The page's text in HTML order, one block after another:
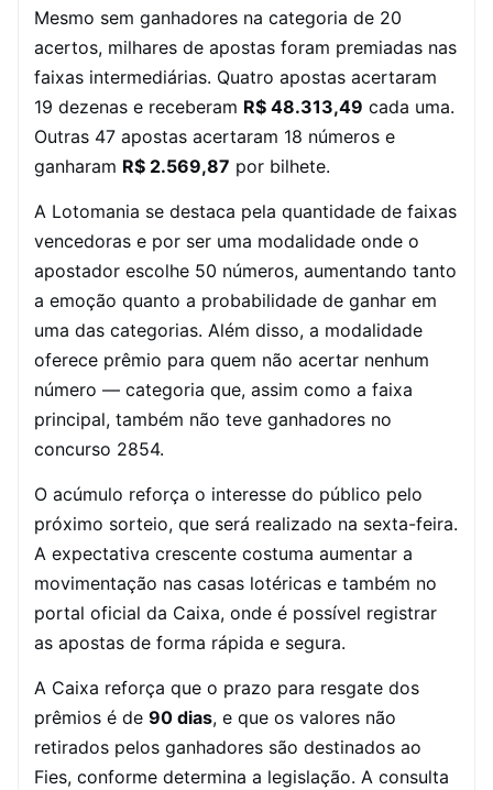
Mesmo sem ganhadores na categoria de 20
acertos, milhares de apostas foram premiadas nas
faixas intermediárias. Quatro apostas acertaram
19 dezenas e receberam R$ 48.313,49 cada uma.
Outras 47 apostas acertaram 18 números e
ganharam R$ 2.569,87 por bilhete.
A Lotomania se destaca pela quantidade de faixas
vencedoras e por ser uma modalidade onde o
apostador escolhe 50 números, aumentando tanto
a emoção quanto a probabilidade de ganhar em
uma das categorias. Além disso, a modalidade
oferece prêmio para quem não acertar nenhum
número — categoria que, assim como a faixa
principal, também não teve ganhadores no
concurso 2854.
O acúmulo reforça o interesse do público pelo
próximo sorteio, que será realizado na sexta-feira.
A expectativa crescente costuma aumentar a
movimentação nas casas lotéricas e também no
portal oficial da Caixa, onde é possível registrar
as apostas de forma rápida e segura.
A Caixa reforça que o prazo para resgate dos
prêmios é de 90 dias, e que os valores não
retirados pelos ganhadores são destinados ao
Fies, conforme determina a legislação. A consulta